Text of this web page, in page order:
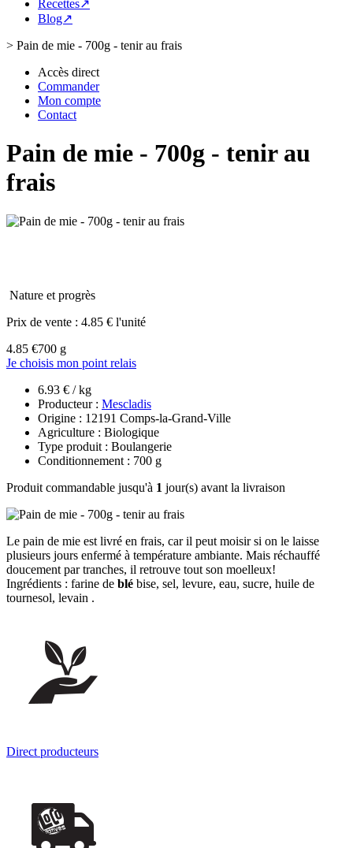
Recettes↗
Blog↗
> Pain de mie - 700g - tenir au frais
Accès direct
Commander
Mon compte
Contact
Pain de mie - 700g - tenir au
frais
Nature et progrès
Prix de vente : 4.85 € l'unité
4.85 €700 g
Je choisis mon point relais
6.93 € / kg
Producteur : Mescladis
Origine : 12191 Comps-la-Grand-Ville
Agriculture : Biologique
Type produit : Boulangerie
Conditionnement : 700 g
Produit commandable jusqu'à 1 jour(s) avant la livraison
Le pain de mie est livré en frais, car il peut moisir si on le laisse
plusieurs jours enfermé à température ambiante. Mais réchauffé
doucement par tranches, il retrouve tout son moelleux!
Ingrédients : farine de blé bise, sel, levure, eau, sucre, huile de
tournesol, levain .
Direct producteurs